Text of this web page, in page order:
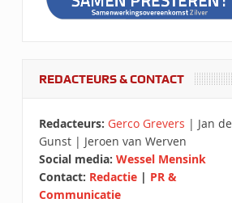
REDACTEURS & CONTACT
Redacteurs: Gerco Grevers | Jan de
Gunst | Jeroen van Werven
Social media: Wessel Mensink
Contact: Redactie| PR &
Communicatie